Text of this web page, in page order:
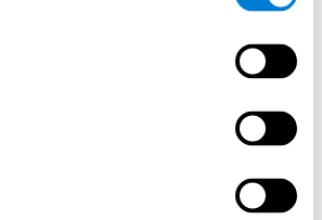
activité, nous entraînons notre capacité
Améliorer cette habileté cognitive
minimiser le nombre de chutes dues aux
objets autour de nous ou encore nous